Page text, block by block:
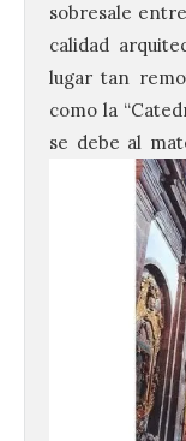
sobresale
calidad
lugar tan
como la
se debe al